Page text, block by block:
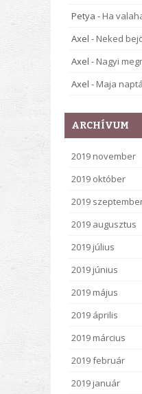
Petya - Ha
Axel - Neked
Axel - Nagyi
Axel - Maja
ARCHÍVUM
2019 november
2019 október
2019
2019 augusztus
2019 július
2019 június
2019 május
2019 április
2019 március
2019 február
2019 január